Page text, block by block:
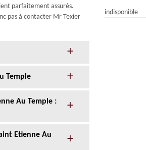
parfaitement assurés.
pas à contacter Mr Texier
Temple
Au Temple :
Etienne Au
indisponible